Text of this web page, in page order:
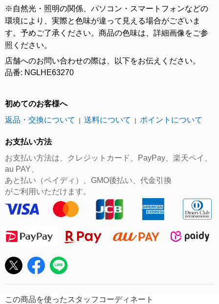
※自然光・照明の関係、パソコン・スマートフォンなどの
環境により、実際と色味が違って見える場合がございま
す。予めご了承ください。商品の色味は、詳細画像をご参
照ください。
店舗へのお問い合わせの際は、以下をお伝えください。
品番: NGLHE63270
初めてのお客様へ
返品・交換について
送料について ポイントについて
お支払い方法
お支払い方法は、クレジットカード、PayPay、楽天ペイ、
au PAY、
あと払い（ペイディ）、GMO後払い、代金引換
がご利用いただけます。
この商品を使ったスタッフコーディネート